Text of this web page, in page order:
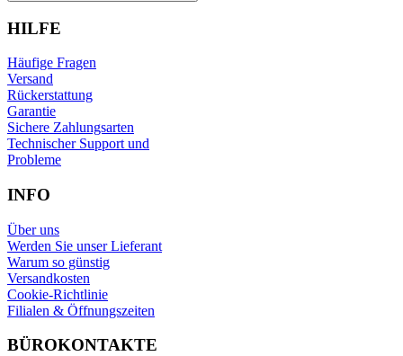
HILFE
Häufige Fragen
Versand
Rückerstattung
Garantie
Sichere Zahlungsarten
Technischer Support und
Probleme
INFO
Über uns
Werden Sie unser Lieferant
Warum so günstig
Versandkosten
Cookie-Richtlinie
Filialen & Öffnungszeiten
BÜROKONTAKTE